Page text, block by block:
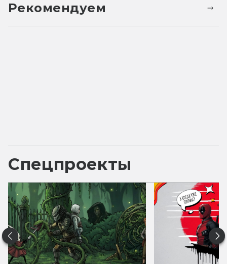
Рекомендуем
Спецпроекты